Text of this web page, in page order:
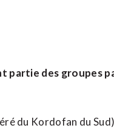
partie des groupes
du Kordofan du